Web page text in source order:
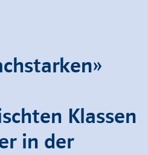
Klassen
in der